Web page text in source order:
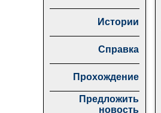
Истории
Справка
Прохождение
Предложить
новость